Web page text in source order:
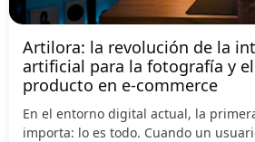
Artilora: la revolución de la
artificial para la fotografía y
producto en e-commerce
En el entorno digital actual, la
importa: lo es todo. Cuando un